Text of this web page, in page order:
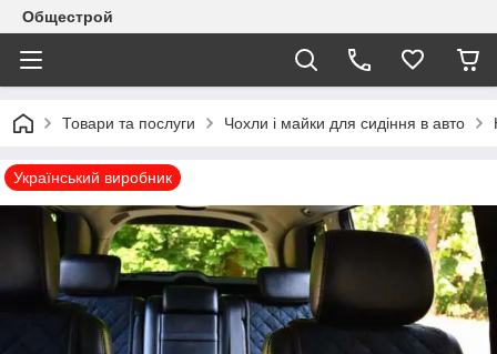
Общестрой
Товари та послуги Чохли і майки для сидіння в авто
Український виробник